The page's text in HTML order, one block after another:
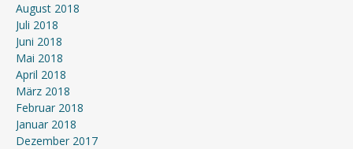
August 2018
Juli 2018
Juni 2018
Mai 2018
April 2018
März 2018
Februar 2018
Januar 2018
Dezember 2017